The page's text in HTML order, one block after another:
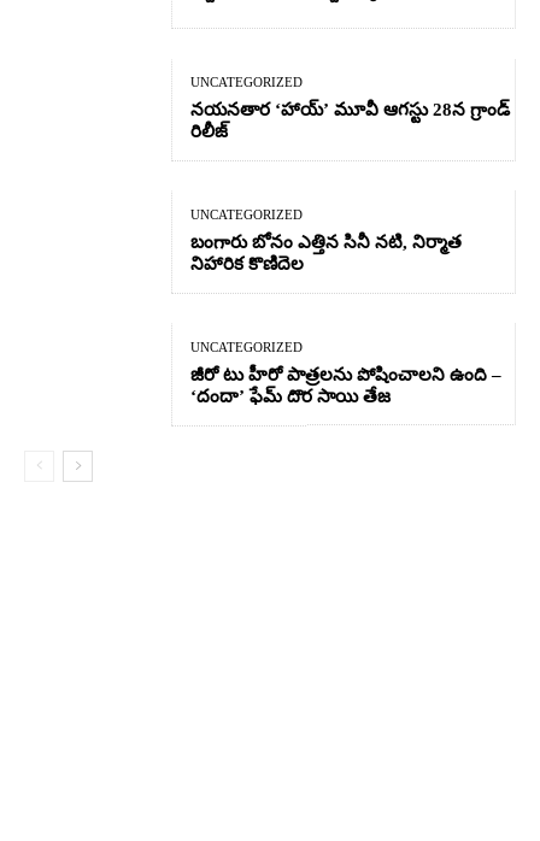
UNCATEGORIZED
నయనతార ‘హాయ్’ మూవీ ఆగస్టు 28న గ్రాండ్
రిలీజ్
UNCATEGORIZED
బంగారు బోనం ఎత్తిన సినీ నటి, నిర్మాత
నిహారిక కొణిదెల
UNCATEGORIZED
జీరో టు హీరో పాత్రలను పోషించాలని ఉంది –
‘దందా’ ఫేమ్ దొర సాయి తేజ